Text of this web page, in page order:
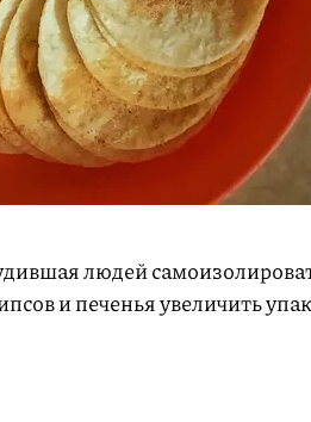
людей
и печенья увеличить